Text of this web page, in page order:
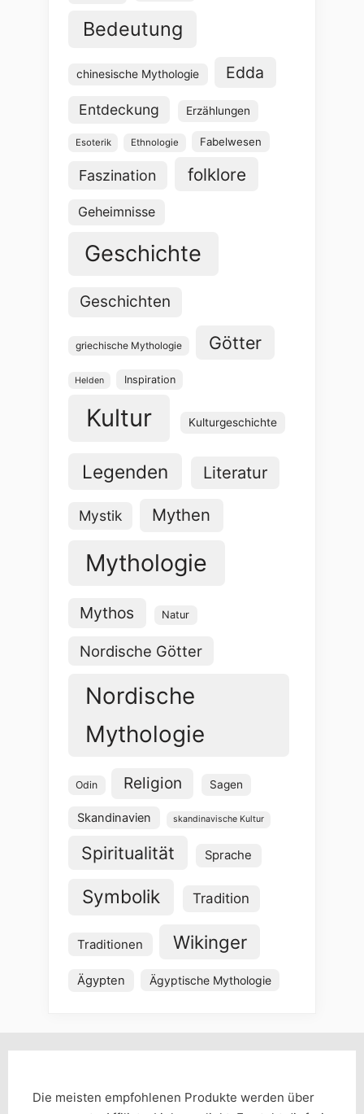
Bedeutung
chinesische Mythologie Edda
Entdeckung Erzählungen
Esoterik Ethnologie Fabelwesen
Faszination folklore
Geheimnisse
Geschichte
Geschichten
griechische Mythologie Götter
Helden Inspiration
Kultur Kulturgeschichte
Legenden Literatur
Mystik Mythen
Mythologie
Mythos Natur
Nordische Götter
Nordische
Mythologie
Odin Religion Sagen
Skandinavien skandinavische Kultur
Spiritualität Sprache
Symbolik Tradition
Traditionen Wikinger
Ägypten Ägyptische Mythologie
Die meisten empfohlenen Produkte werden über